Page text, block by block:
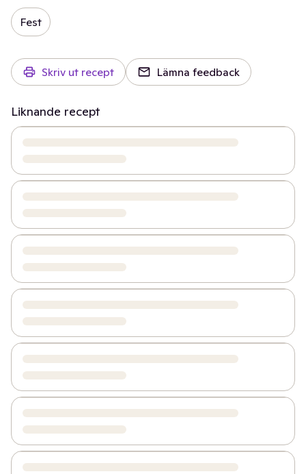
Fest
Skriv ut recept Lämna feedback
Liknande recept